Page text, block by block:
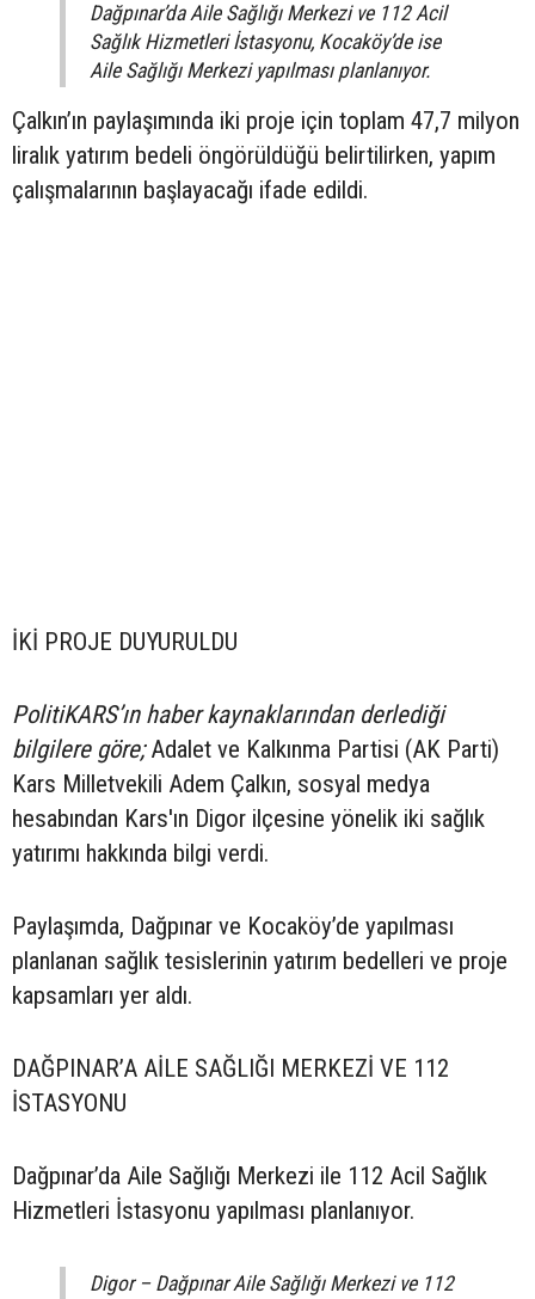
Dağpınar’da Aile Sağlığı Merkezi ve 112 Acil
Sağlık Hizmetleri İstasyonu, Kocaköy’de ise
Aile Sağlığı Merkezi yapılması planlanıyor.
Çalkın’ın paylaşımında iki proje için toplam 47,7 milyon
liralık yatırım bedeli öngörüldüğü belirtilirken, yapım
çalışmalarının başlayacağı ifade edildi.
İKİ PROJE DUYURULDU
PolitiKARS’ın haber kaynaklarından derlediği
bilgilere göre;Adalet ve Kalkınma Partisi (AK Parti)
Kars Milletvekili Adem Çalkın, sosyal medya
hesabından Kars'ın Digor ilçesine yönelik iki sağlık
yatırımı hakkında bilgi verdi.
Paylaşımda, Dağpınar ve Kocaköy’de yapılması
planlanan sağlık tesislerinin yatırım bedelleri ve proje
kapsamları yer aldı.
DAĞPINAR’A AİLE SAĞLIĞI MERKEZİ VE 112
İSTASYONU
Dağpınar’da Aile Sağlığı Merkezi ile 112 Acil Sağlık
Hizmetleri İstasyonu yapılması planlanıyor.
Digor – Dağpınar Aile Sağlığı Merkezi ve 112